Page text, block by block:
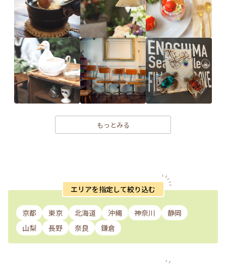
もっとみる
エリアを指定して絞り込む
京都 東京 北海道 沖縄 神奈川
静岡
山梨
長野 奈良 鎌倉